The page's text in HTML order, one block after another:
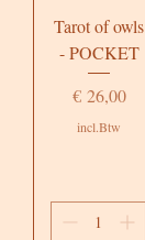
Tarot of owls
- POCKET
Prijs
€ 26,00
incl.Btw